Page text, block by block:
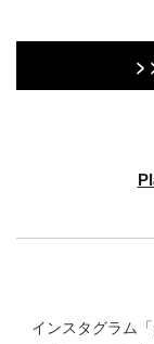
インスタグラム